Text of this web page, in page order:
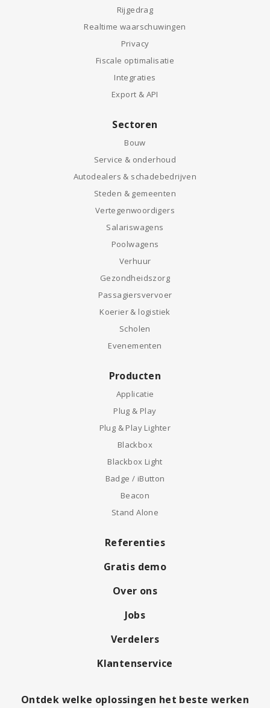
Rijgedrag
Realtime waarschuwingen
Privacy
Fiscale optimalisatie
Integraties
Export & API
Sectoren
Bouw
Service & onderhoud
Autodealers & schadebedrijven
Steden & gemeenten
Vertegenwoordigers
Salariswagens
Poolwagens
Verhuur
Gezondheidszorg
Passagiersvervoer
Koerier & logistiek
Scholen
Evenementen
Producten
Applicatie
Plug & Play
Plug & Play Lighter
Blackbox
Blackbox Light
Badge / iButton
Beacon
Stand Alone
Referenties
Gratis demo
Over ons
Jobs
Verdelers
Klantenservice
Ontdek welke oplossingen het beste werken